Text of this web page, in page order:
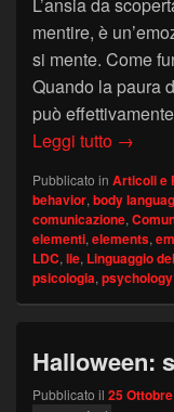
mentire, è
si mente. Come
Quando la paura
può
Leggi tutto La
→
Pubblicato in Articoli e
behavior, body
comunicazione,
elementi, elements,
LDC, lie, Linguaggio
psicologia, psychology
Halloween:
Pubblicato il 25